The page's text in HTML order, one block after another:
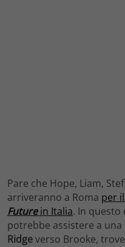
Pare che Hope, Liam,
arriveranno a Roma per
Future in Italia. In
potrebbe assistere a una
Ridgeverso Brooke,